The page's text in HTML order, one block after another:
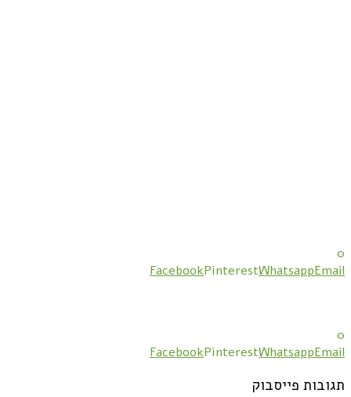
0
FacebookPinterestWhatsappEmail
0
FacebookPinterestWhatsappEmail
תגובות פייסבוק